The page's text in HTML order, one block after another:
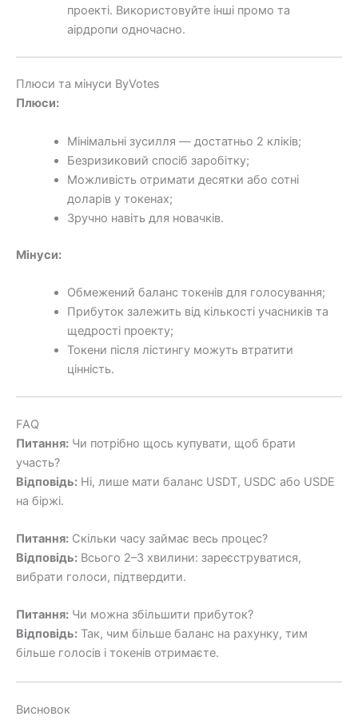
проекті. Використовуйте інші промо та
аірдропи одночасно.
Плюси та мінуси ByVotes
Плюси:
Мінімальні зусилля — достатньо 2 кліків;
Безризиковий спосіб заробітку;
Можливість отримати десятки або сотні
доларів у токенах;
Зручно навіть для новачків.
Мінуси:
Обмежений баланс токенів для голосування;
Прибуток залежить від кількості учасників та
щедрості проекту;
Токени після лістингу можуть втратити
цінність.
FAQ
Питання: Чи потрібно щось купувати, щоб брати
участь?
Відповідь: Ні, лише мати баланс USDT, USDC або USDE
на біржі.
Питання: Скільки часу займає весь процес?
Відповідь: Всього 2–3 хвилини: зареєструватися,
вибрати голоси, підтвердити.
Питання: Чи можна збільшити прибуток?
Відповідь: Так, чим більше баланс на рахунку, тим
більше голосів і токенів отримаєте.
Висновок